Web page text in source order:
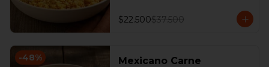
$22.500$37.500
-48% Mexicano Carne